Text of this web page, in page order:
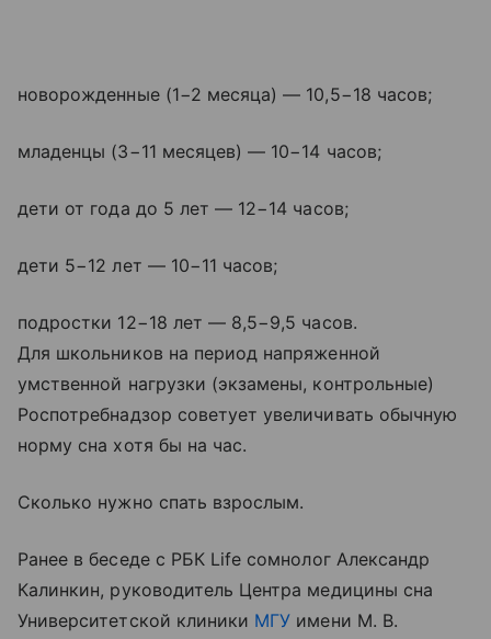
новорожденные (1−2 месяца) — 10,5−18 часов;
младенцы (3−11 месяцев) — 10−14 часов;
дети от года до 5 лет — 12−14 часов;
дети 5−12 лет — 10−11 часов;
подростки 12−18 лет — 8,5−9,5 часов.
Для школьников на период напряженной
умственной нагрузки (экзамены, контрольные)
Роспотребнадзор советует увеличивать обычную
норму сна хотя бы на час.
Сколько нужно спать взрослым.
Ранее в беседе с РБК Life сомнолог Александр
Калинкин, руководитель Центра медицины сна
Университетской клиники МГУ имени М. В.